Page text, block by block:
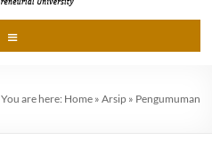
Menu
You are here: Home» Arsip» Pengumuman